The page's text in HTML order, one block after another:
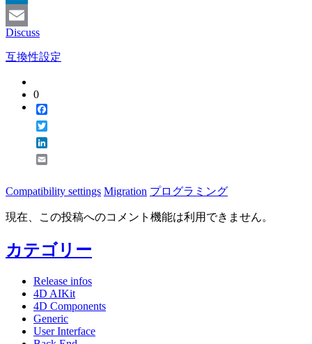
LinkedIn
Email
Discuss
互換性設定
0
Compatibility settings Migration プログラミング
現在、この投稿へのコメント機能は利用できません。
カテゴリー
Release infos
4D AIKit
4D Components
Generic
User Interface